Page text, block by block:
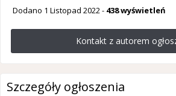
Dodano 1 Listopad 2022- 438 wyświetleń
Kontakt z autorem
Szczegóły ogłoszenia